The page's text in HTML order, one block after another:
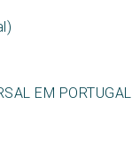
EM PORTUGAL